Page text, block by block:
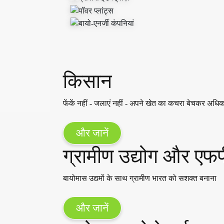
किसान
फेंकें नहीं - जलाएं नहीं - अपने खेत का कचरा बेचकर
और जानें
ग्रामीण उद्योग और
बायोमास उद्यमों के साथ ग्रामीण भारत को सशक्त बनाना
और जानें